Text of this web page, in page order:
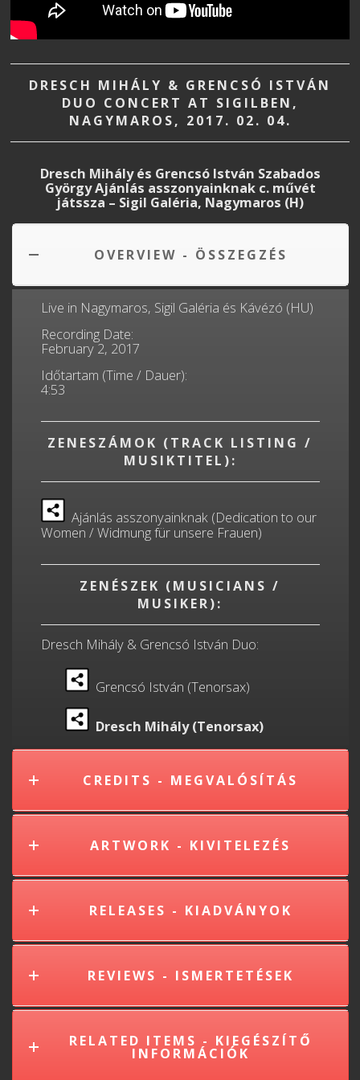
DRESCH MIHÁLY & GRENCSÓ ISTVÁN
DUO CONCERT AT SIGILBEN,
NAGYMAROS, 2017. 02. 04.
Dresch Mihály és Grencsó István Szabados
György Ajánlás asszonyainknak c. művét
játssza – Sigil Galéria, Nagymaros (H)
OVERVIEW - ÖSSZEGZÉS
Live in Nagymaros, Sigil Galéria és Kávézó (HU)
Recording Date:
February 2, 2017
Időtartam (Time / Dauer):
4:53
ZENESZÁMOK (TRACK LISTING /
MUSIKTITEL):
Ajánlás asszonyainknak (Dedication to our
Women / Widmung für unsere Frauen)
ZENÉSZEK (MUSICIANS /
MUSIKER):
Dresch Mihály & Grencsó István Duo:
Grencsó István (Tenorsax)
Dresch Mihály (Tenorsax)
CREDITS - MEGVALÓSÍTÁS
ARTWORK - KIVITELEZÉS
RELEASES - KIADVÁNYOK
REVIEWS - ISMERTETÉSEK
RELATED ITEMS - KIEGÉSZÍTŐ
INFORMÁCIÓK